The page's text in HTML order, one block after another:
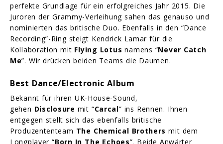
perfekte Grundlage für ein erfolgreiches Jahr 2015. Die
Juroren der Grammy-Verleihung sahen das genauso und
nominierten das britische Duo. Ebenfalls in den “Dance
Recording”-Ring steigt Kendrick Lamar für die
Kollaboration mit Flying Lotus namens “Never Catch
Me”. Wir drücken beiden Teams die Daumen.
Best Dance/Electronic Album
Bekannt für ihren UK-House-Sound,
gehen Disclosure mit “Carcal” ins Rennen. Ihnen
entgegen stellt sich das ebenfalls britische
Produzententeam The Chemical Brothers mit dem
Longplayer “Born In The Echoes”. Beide Anwärter